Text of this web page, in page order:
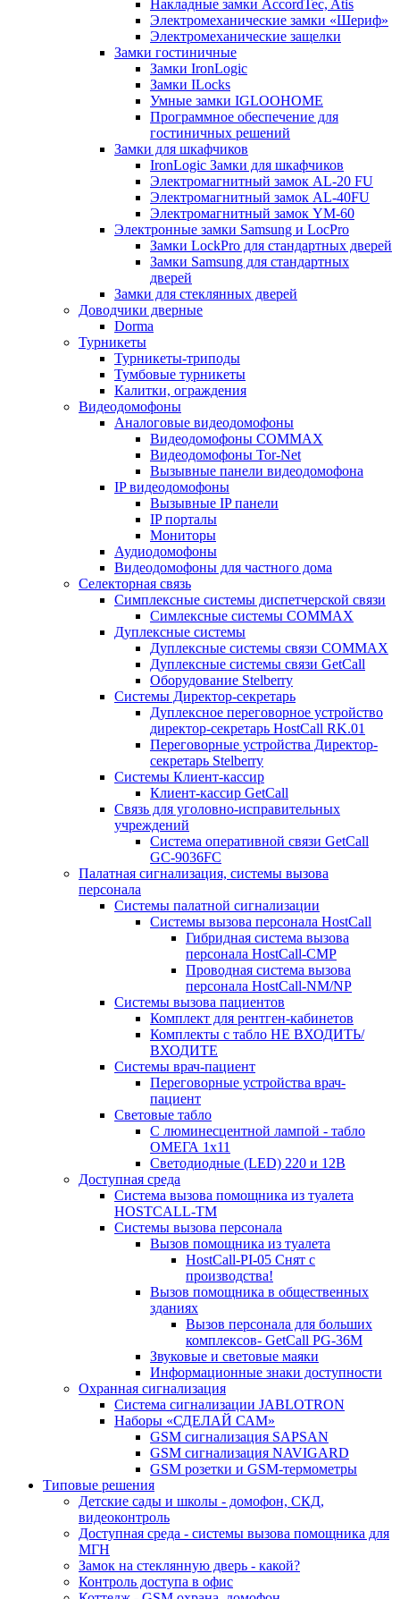
Накладные замки AccordTec, Atis
Электромеханические замки «Шериф»
Электромеханические защелки
Замки гостиничные
Замки IronLogic
Замки ILocks
Умные замки IGLOOHOME
Программное обеспечение для
гостиничных решений
Замки для шкафчиков
IronLogic Замки для шкафчиков
Электромагнитный замок AL-20 FU
Электромагнитный замок AL-40FU
Электромагнитный замок YM-60
Электронные замки Samsung и LocPro
Замки LockPro для стандартных дверей
Замки Samsung для стандартных
дверей
Замки для стеклянных дверей
Доводчики дверные
Dorma
Турникеты
Турникеты-триподы
Тумбовые турникеты
Калитки, ограждения
Видеодомофоны
Аналоговые видеодомофоны
Видеодомофоны COMMAX
Видеодомофоны Tor-Net
Вызывные панели видеодомофона
IP видеодомофоны
Вызывные IP панели
IP порталы
Мониторы
Аудиодомофоны
Видеодомофоны для частного дома
Селекторная связь
Симплексные системы диспетчерской связи
Симлексные системы COMMAX
Дуплексные системы
Дуплексные системы связи COMMAX
Дуплексные системы связи GetCall
Оборудование Stelberry
Системы Директор-секретарь
Дуплексное переговорное устройство
директор-секретарь HostCall RK.01
Переговорные устройства Директор-
секретарь Stelberry
Системы Клиент-кассир
Клиент-кассир GetCall
Связь для уголовно-исправительных
учреждений
Система оперативной связи GetCall
GC-9036FC
Палатная сигнализация, системы вызова
персонала
Системы палатной сигнализации
Системы вызова персонала HostCall
Гибридная система вызова
персонала HostCall-CMP
Проводная система вызова
персонала HostCall-NM/NP
Системы вызова пациентов
Комплект для рентген-кабинетов
Комплекты с табло НЕ ВХОДИТЬ/
ВХОДИТЕ
Системы врач-пациент
Переговорные устройства врач-
пациент
Световые табло
С люминесцентной лампой - табло
ОМЕГА 1х11
Светодиодные (LED) 220 и 12В
Доступная среда
Система вызова помощника из туалета
HOSTCALL-TM
Системы вызова персонала
Вызов помощника из туалета
HostCall-PI-05 Снят с
производства!
Вызов помощника в общественных
зданиях
Вызов персонала для больших
комплексов- GetCall PG-36M
Звуковые и световые маяки
Информационные знаки доступности
Охранная сигнализация
Система сигнализации JABLOTRON
Наборы «СДЕЛАЙ САМ»
GSM сигнализация SAPSAN
GSM сигнализация NAVIGARD
GSM розетки и GSM-термометры
Типовые решения
Детские сады и школы - домофон, СКД,
видеоконтроль
Доступная среда - системы вызова помощника для
МГН
Замок на стеклянную дверь - какой?
Контроль доступа в офис